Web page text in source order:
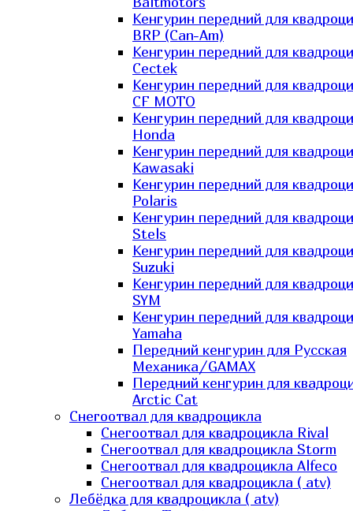
Кенгурин передний для
BRP (Can-Am)
Кенгурин передний для
Cectek
Кенгурин передний для
CF MOTO
Кенгурин передний для
Honda
Кенгурин передний для
Kawasaki
Кенгурин передний для
Polaris
Кенгурин передний для
Stels
Кенгурин передний для
Suzuki
Кенгурин передний для
SYM
Кенгурин передний для
Yamaha
Передний кенгурин для Русская
Механика/GAMAX
Передний кенгурин для
Arctic Cat
Снегоотвал для квадроцикла
Снегоотвал для квадроцикла Rival
Снегоотвал для квадроцикла Storm
Снегоотвал для квадроцикла Alfeco
Снегоотвал для квадроцикла ( atv)
Лебёдка для квадроцикла ( atv)